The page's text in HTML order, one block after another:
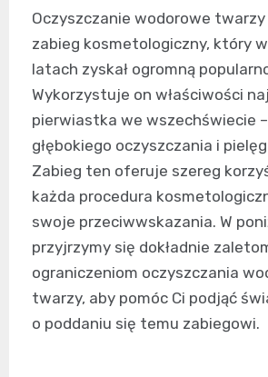
Oczyszczanie wodorowe
zabieg kosmetologiczny, który
latach zyskał ogromną
Wykorzystuje on właściwości
pierwiastka we wszechświecie
głębokiego oczyszczania i
Zabieg ten oferuje szereg
każda procedura
swoje przeciwwskazania. W
przyjrzymy się dokładnie
ograniczeniom oczyszczania
twarzy, aby pomóc Ci podjąć
o poddaniu się temu zabiegowi.